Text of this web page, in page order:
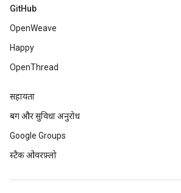
GitHub
OpenWeave
Happy
OpenThread
सहायता
बग और सुविधा अनुरोध
Google Groups
स्टैक ओवरफ़्लो